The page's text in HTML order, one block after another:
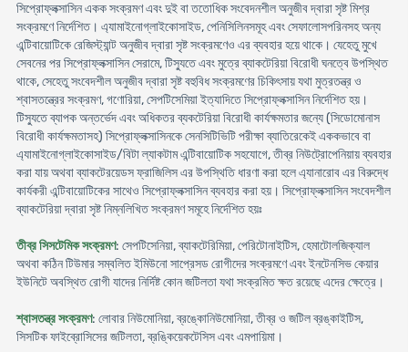
সিপ্রোফ্লক্সাসিন একক সংক্রমণ এবং দুই বা ততোধিক সংবেদনশীল অনুজীব দ্বারা সৃষ্ট মিশ্র
সংক্রমণে নির্দেশিত। এ্যামাইনোগ্লাইকোসাইড, পেনিসিলিনসমূহ এবং সেফালোসপরিনসহ অন্য
এন্টিবায়োটিকে রেজিস্ট্যান্ট অনুজীব দ্বারা সৃষ্ট সংক্রমণেও এর ব্যবহার হয়ে থাকে। যেহেতু মুখে
সেবনের পর সিপ্রোফ্লক্সাসিন সেরামে, টিস্যুতে এবং মুত্রে ব্যাকটেরিয়া বিরোধী ঘনত্বে উপস্থিত
থাকে, সেহেতু সংবেদশীল অনুজীব দ্বারা সৃষ্ট বহুবিধ সংক্রমণের চিকিৎসায় যথা মুত্রতন্ত্র ও
শ্বাসতন্ত্রের সংক্রমণ, গণোরিয়া, সেপটিসেমিয়া ইত্যাদিতে সিপ্রোফ্লক্সাসিন নির্দেশিত হয়।
টিস্যুতে ব্যাপক অন্তর্ভেদ এবং অধিকতর ব্যকটেরিয়া বিরোধী কার্যক্ষমতার জন্যে (সিডোমোনাস
বিরোধী কার্যক্ষমতাসহ) সিপ্রোফ্লক্সাসিনকে সেনসিটিভিটি পরীক্ষা ব্যাতিরেকেই এককভাবে বা
এ্যামাইনোগ্লাইকোসাইড/বিটা ল্যাকটাম এন্টিবায়োটিক সহযোগে, তীব্র নিউট্রোপেনিয়ায় ব্যবহার
করা যায় অথবা ব্যাকটেরয়েডস ফ্রাজিলিস এর উপস্থিতি ধারণা করা হলে এ্যানারোব এর বিরুদ্ধে
কার্যকরী এন্টিবায়োটিকের সাথেও সিপ্রোফ্লক্সাসিন ব্যবহার করা হয়। সিপ্রোফ্লক্সাসিন সংবেদশীল
ব্যাকটেরিয়া দ্বারা সৃষ্ট নিম্নলিখিত সংক্রমণ সমূহে নির্দেশিত হয়ঃ
তীব্র সিসটেমিক সংক্রমণ: সেপটিসেনিয়া, ব্যাকটেরিমিয়া, পেরিটোনাইটিস, হেমাটোলজিক্যাল
অথবা কঠিন টিউমার সম্বলিত ইমিউনো সাপ্রেসড রোগীদের সংক্রমণে এবং ইনটেনসিভ কেয়ার
ইউনিটে অবস্থিত রোগী যাদের নির্দিষ্ট কোন জটিলতা যথা সংক্রমিত ক্ষত রয়েছে এদের ক্ষেত্রে।
শ্বাসতন্ত্র সংক্রমণ: লোবার নিউমোনিয়া, ব্রঙ্কোনিউমোনিয়া, তীব্র ও জটিল ব্রঙ্কাইটিস,
সিসটিক ফাইব্রোসিসের জটিলতা, ব্রঙ্কিয়েকটেসিস এবং এমপায়িমা।